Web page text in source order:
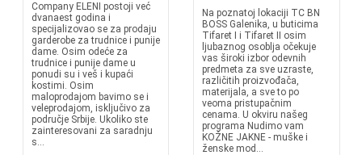
Company ELENI postoji već
dvanaest godina i
specijalizovao se za prodaju
garderobe za trudnice i punije
dame. Osim odeće za
trudnice i punije dame u
ponudi su i veš i kupaći
kostimi. Osim
maloprodajom bavimo se i
veleprodajom, isključivo za
područje Srbije. Ukoliko ste
zainteresovani za saradnju
s...
Na poznatoj lokaciji TC BN
BOSS Galenika, u buticima
Tifaret I i Tifaret II osim
ljubaznog osoblja očekuje
vas široki izbor odevnih
predmeta za sve uzraste,
različitih proizvođača,
materijala, a sve to po
veoma pristupačnim
cenama. U okviru našeg
programa Nudimo vam
KOŽNE JAKNE - muške i
ženske mod...